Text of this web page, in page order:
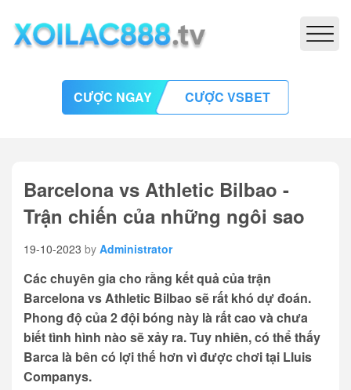
CƯỢC NGAY CƯỢC VSBET
Barcelona vs Athletic Bilbao -
Trận chiến của những ngôi sao
19-10-2023 by Administrator
Các chuyên gia cho rằng kết quả của trận
Barcelona vs Athletic Bilbao sẽ rất khó dự đoán.
Phong độ của 2 đội bóng này là rất cao và chưa
biết tình hình nào sẽ xảy ra. Tuy nhiên, có thể thấy
Barca là bên có lợi thế hơn vì được chơi tại Lluis
Companys.